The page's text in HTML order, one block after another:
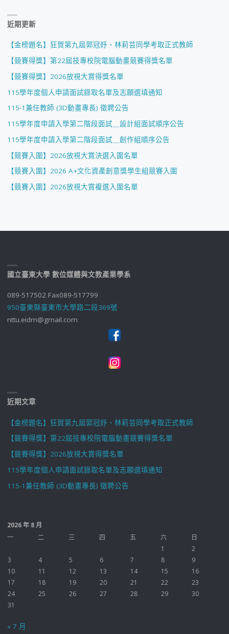
近期更新
【金榜題名】狂賀第九屆郭冠妤、林莉芸同學考取正式教師
【競賽得獎】第22屆技專校院電腦動畫競賽得獎名單
【競賽得獎】2026放視大賞得獎名單
115學年度個人申請面試錄取名單及志願選填通知
115-1兼任教師 (3D動畫專長) 徵聘公告
115學年度申請入學第二階段面試＿設計組面試順序公告
115學年度申請入學第二階段面試＿創作組順序公告
【競賽入圍】2026放視大賞決選入圍名單
【競賽入圍】2026 A+文化資產創意獎學生組競賽入圍
【競賽入圍】2026放視大賞複選入圍名單
國立臺東大學 數位媒體與文教產業學系
089-517502 Fax089-517799
950臺東縣臺東市大學路二段369號
nttu.eidm@gmail.com
近期文章
【金榜題名】狂賀第九屆郭冠妤、林莉芸同學考取正式教師
【競賽得獎】第22屆技專校院電腦動畫競賽得獎名單
【競賽得獎】2026放視大賞得獎名單
115學年度個人申請面試錄取名單及志願選填通知
115-1兼任教師 (3D動畫專長) 徵聘公告
2026 年 8 月
一
二 三 四 五 六
日
1
2
3
4 5 6 7 8
9
10
11 12 13 14 15
16
17
18 19 20 21 22
23
24
25 26 27 28 29
30
31
« 7 月